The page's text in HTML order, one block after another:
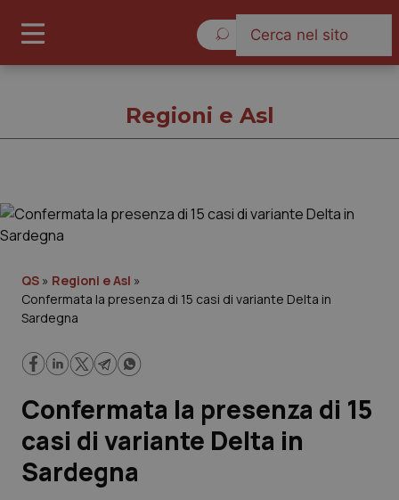
Governo e Parlamento
Regioni e Asl
Lavoro e Professioni
Scienza e Farmaci
Studi e Analisi
Regioni e Asl
QS » Regioni e Asl »
Confermata la presenza di 15 casi di variante Delta in
Sardegna
Confermata la presenza di 15
casi di variante Delta in
Sardegna